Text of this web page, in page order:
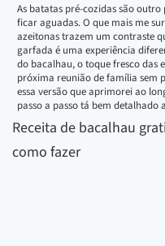
As batatas pré-cozidas são
ficar aguadas. O que mais me
azeitonas trazem um contraste
garfada é uma experiência
do bacalhau, o toque fresco das
próxima reunião de família sem
essa versão que aprimorei ao
passo a passo tá bem detalhado
Receita de bacalhau
como fazer